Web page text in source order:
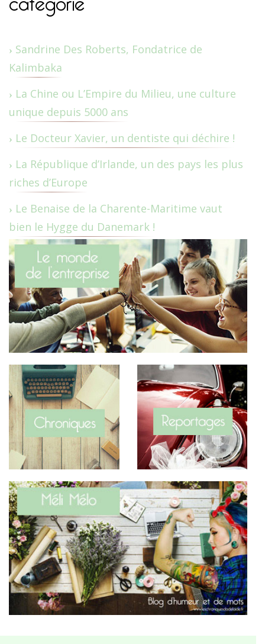
Sandrine Des Roberts, Fondatrice de
Kalimbaka
La Chine ou L’Empire du Milieu, une culture
unique depuis 5000 ans
Le Docteur Xavier, un dentiste qui déchire !
La République d’Irlande, un des pays les plus
riches d’Europe
Le Benaise de la Charente-Maritime vaut
bien le Hygge du Danemark !